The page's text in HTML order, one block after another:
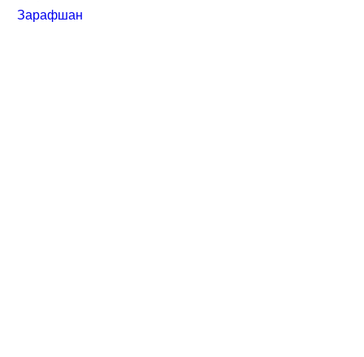
Зарафшан